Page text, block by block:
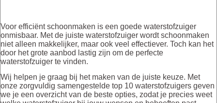
Voor efficiënt schoonmaken is een goede waterstofzuiger
onmisbaar. Met de juiste waterstofzuiger wordt schoonmaken
niet alleen makkelijker, maar ook veel effectiever. Toch kan het
door het grote aanbod lastig zijn om de perfecte
waterstofzuiger te vinden.
Wij helpen je graag bij het maken van de juiste keuze. Met
onze zorgvuldig samengestelde top 10 waterstofzuigers geven
we je een overzicht van de beste opties, zodat je precies weet